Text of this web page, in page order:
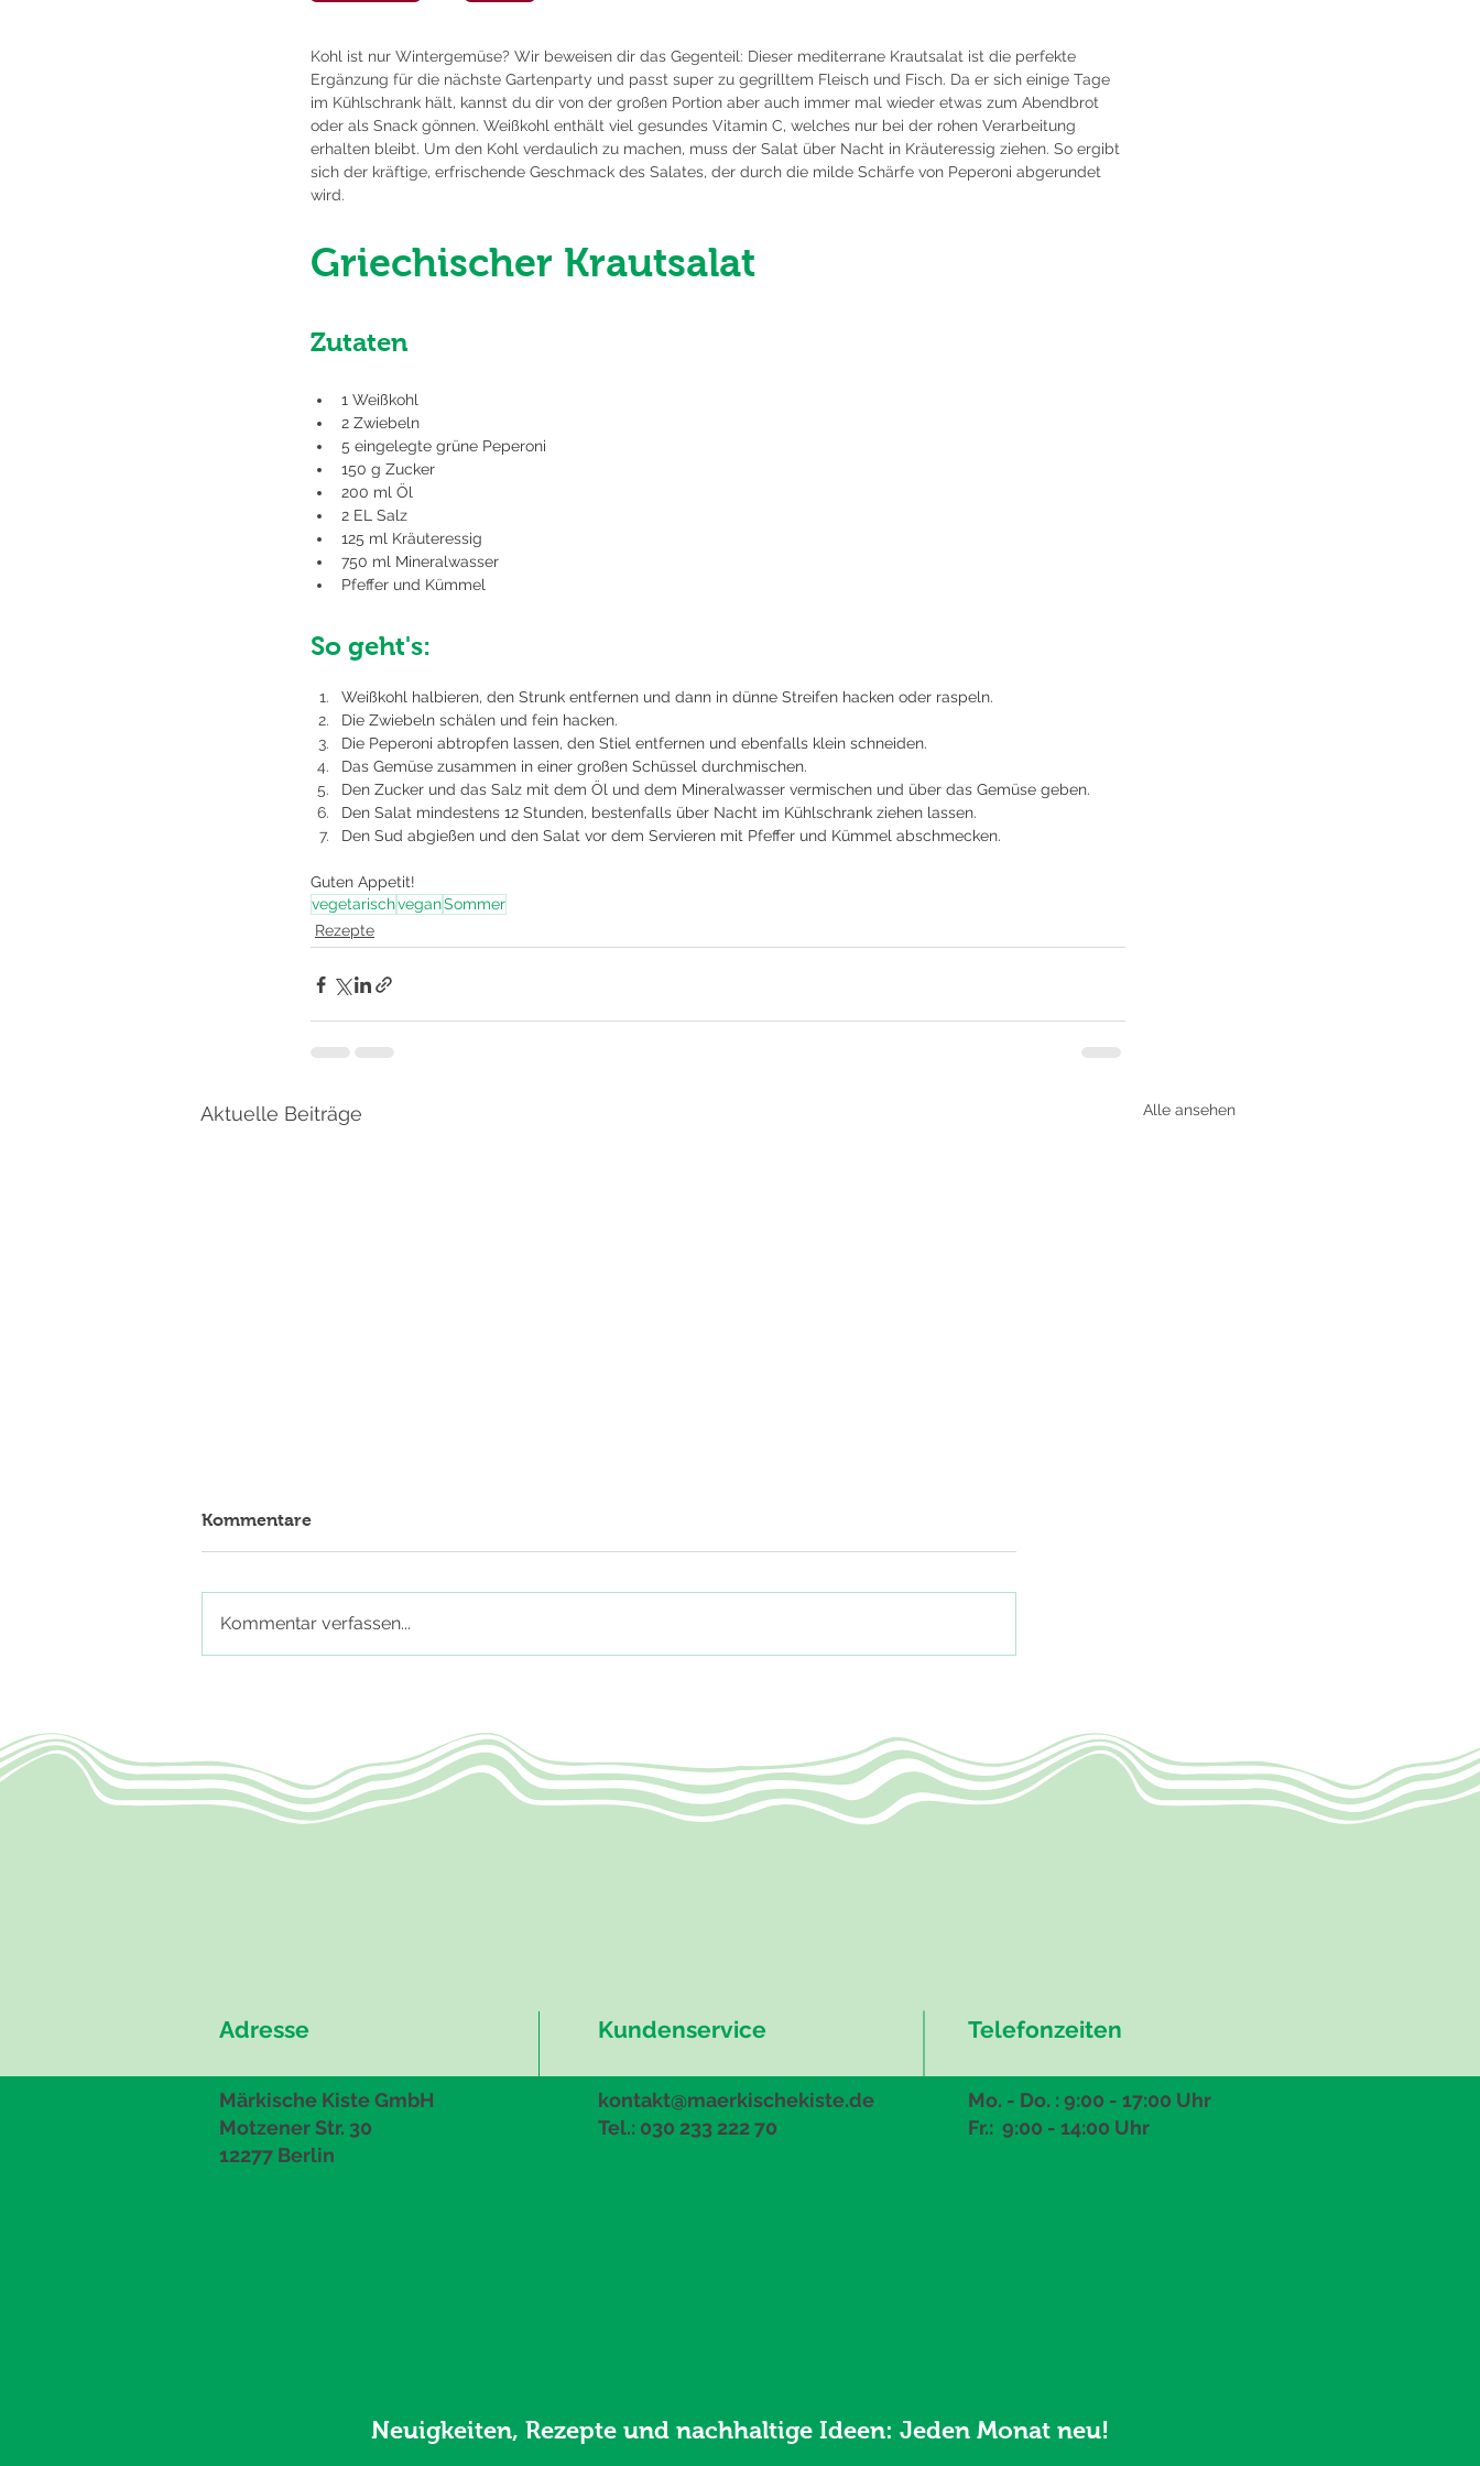
Kohl ist nur Wintergemüse? Wir beweisen dir das Gegenteil: Dieser mediterrane Krautsalat ist die perfekte
Ergänzung für die nächste Gartenparty und passt super zu gegrilltem Fleisch und Fisch. Da er sich einige Tage
im Kühlschrank hält, kannst du dir von der großen Portion aber auch immer mal wieder etwas zum Abendbrot
oder als Snack gönnen. Weißkohl enthält viel gesundes Vitamin C, welches nur bei der rohen Verarbeitung
erhalten bleibt. Um den Kohl verdaulich zu machen, muss der Salat über Nacht in Kräuteressig ziehen. So ergibt
sich der kräftige, erfrischende Geschmack des Salates, der durch die milde Schärfe von Peperoni abgerundet
wird.
Griechischer Krautsalat
Zutaten
1 Weißkohl
2 Zwiebeln
5 eingelegte grüne Peperoni
150 g Zucker
200 ml Öl
2 EL Salz
125 ml Kräuteressig
750 ml Mineralwasser
Pfeffer und Kümmel
So geht's:
Weißkohl halbieren, den Strunk entfernen und dann in dünne Streifen hacken oder raspeln.
Die Zwiebeln schälen und fein hacken.
Die Peperoni abtropfen lassen, den Stiel entfernen und ebenfalls klein schneiden.
Das Gemüse zusammen in einer großen Schüssel durchmischen.
Den Zucker und das Salz mit dem Öl und dem Mineralwasser vermischen und über das Gemüse geben.
Den Salat mindestens 12 Stunden, bestenfalls über Nacht im Kühlschrank ziehen lassen.
Den Sud abgießen und den Salat vor dem Servieren mit Pfeffer und Kümmel abschmecken.
Guten Appetit!
vegetarischveganSommer
Rezepte
Aktuelle Beiträge Alle ansehen
Pfirsich Galettes
Kommentare
Kommentar verfassen...
Adresse Kundenservice Telefonzeiten
Märkische Kiste GmbH
Motzener Str. 30
12277 Berlin
Mo. - Do. : 9:00 - 17:00 Uhr
Fr.: 9:00 - 14:00 Uhr
kontakt@maerkischekiste.de
Tel.: 030 233 222 70
Neuigkeiten, Rezepte und nachhaltige Ideen: Jeden Monat neu!